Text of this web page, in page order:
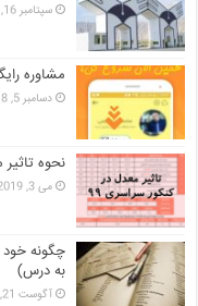
سپتامبر 16, 2020
مشاوره
دسامبر 5, 2018
نحوه تاثیر معدل
می 3, 2019
به درس)
آگوست 21, 2018